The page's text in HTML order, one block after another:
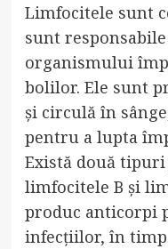
Limfocitele sunt
sunt
organismului
bolilor. Ele sunt
și circulă în
pentru a lupta
Există două
limfocitele B și
produc anticorpi
infecțiilor, în